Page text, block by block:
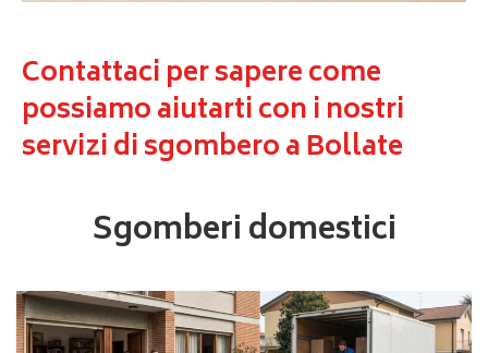
Contattaci per sapere come
possiamo aiutarti con i nostri
servizi di sgombero a Bollate
Sgomberi domestici